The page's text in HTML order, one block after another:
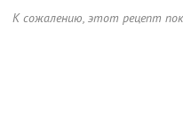
К сожалению, этот рецепт